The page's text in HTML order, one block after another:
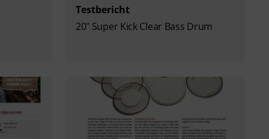
Testbericht
20" Super Kick Clear Bass Drum